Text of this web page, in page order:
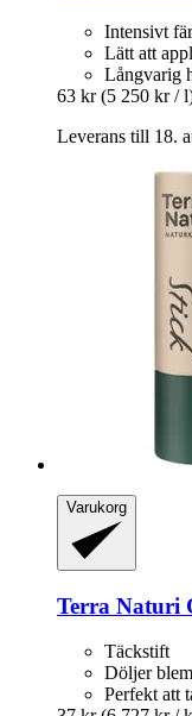
Intensivt
Lätt att
Långvarig
63 kr (5 250 kr /
Leverans till 18.
Varukorg
Terra Naturi
Täckstift
Döljer
Perfekt att